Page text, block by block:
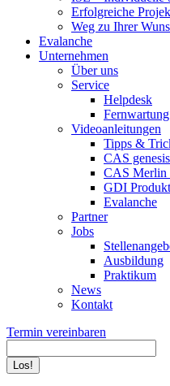
Erfolgreiche
Weg zu Ihrer
Evalanche
Unternehmen
Über uns
Service
Helpdesk
Fernwartung
Videoanleitungen
Tipps &
CAS
CAS Merlin
GDI
Evalanche
Partner
Jobs
Ausbildung
Praktikum
News
Kontakt
Termin vereinbaren